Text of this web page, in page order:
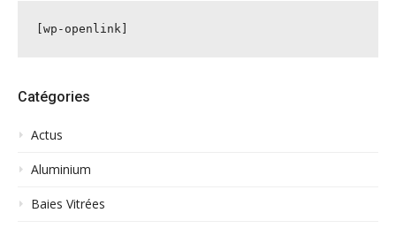
[wp-openlink]
Catégories
Actus
Aluminium
Baies Vitrées